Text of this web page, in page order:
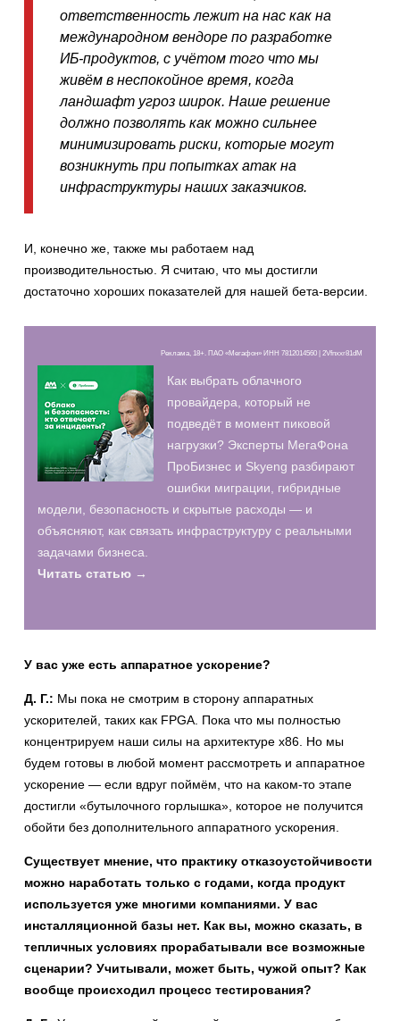
ответственность лежит на нас как на
международном вендоре по разработке
ИБ-продуктов, с учётом того что мы
живём в неспокойное время, когда
ландшафт угроз широк. Наше решение
должно позволять как можно сильнее
минимизировать риски, которые могут
возникнуть при попытках атак на
инфраструктуры наших заказчиков.
И, конечно же, также мы работаем над
производительностью. Я считаю, что мы достигли
достаточно хороших показателей для нашей бета-версии.
Реклама, 18+. ПАО «Мегафон» ИНН 7812014560 | 2Vfnxxr81dM
Как выбрать облачного
провайдера, который не
подведёт в момент пиковой
нагрузки? Эксперты МегаФона
ПроБизнес и Skyeng разбирают
ошибки миграции, гибридные
модели, безопасность и скрытые расходы — и
объясняют, как связать инфраструктуру с реальными
задачами бизнеса.
Читать статью →
У вас уже есть аппаратное ускорение?
Д. Г.: Мы пока не смотрим в сторону аппаратных
ускорителей, таких как FPGA. Пока что мы полностью
концентрируем наши силы на архитектуре x86. Но мы
будем готовы в любой момент рассмотреть и аппаратное
ускорение — если вдруг поймём, что на каком-то этапе
достигли «бутылочного горлышка», которое не получится
обойти без дополнительного аппаратного ускорения.
Существует мнение, что практику отказоустойчивости
можно наработать только с годами, когда продукт
используется уже многими компаниями. У вас
инсталляционной базы нет. Как вы, можно сказать, в
тепличных условиях прорабатывали все возможные
сценарии? Учитывали, может быть, чужой опыт? Как
вообще происходил процесс тестирования?